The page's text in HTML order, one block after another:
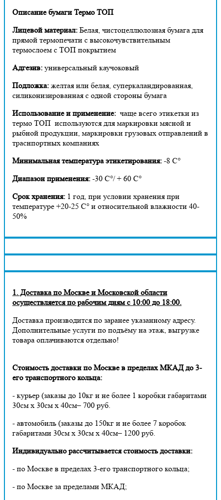
Описание бумаги Термо ТОП
Лицевой материал: Белая, чистоцеллюлозная бумага для
прямой термопечати с высокочувствительным
термослоем с ТОП покрытием
Адгезив: универсальный каучоковый
Подложка: желтая или белая, суперкаландированная,
силиконизированная с одной стороны бумага
Использование и применение: чаще всего этикетки из
термо ТОП используются для маркировки мясной и
рыбной продукции, маркировки грузовых отправлений в
траснпортных компаниях
Минимальная температура этикетирования: -8 С°
Диапазон применения: -30 С°/ + 60 С°
Срок хранения: 1 год, при условии хранения при
температуре +20-25 С° и относительной влажности 40-
50%
1. Доставка по Москве и Московской области
осуществляется по рабочим дням с 10:00 до 18:00.
Доставка производится по заранее указанному адресу.
Дополнительные услуги по подъёму на этаж, выгрузке
товара оплачиваются отдельно!
Стоимость доставки по Москве в пределах МКАД до 3-
его транспортного кольца:
- курьер (заказы до 10кг и не более 1 коробки габаритами
30см х 30см х 40см– 700 руб.
- автомобиль (заказы до 150кг и не более 7 коробок
габаритами 30см х 30см х 40см– 1200 руб.
Индивидуально рассчитывается стоимость доставки:
- по Москве в пределах 3-его транспортного кольца;
- по Москве за пределами МКАД;